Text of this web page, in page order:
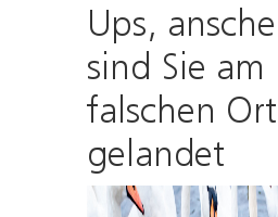
Ups,
sind Sie am
falschen Ort
gelandet